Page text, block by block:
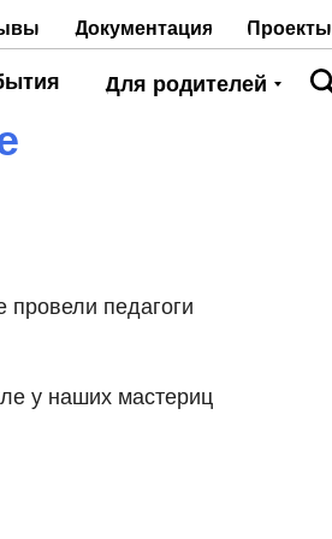
Документация Проекты
Для родителей
провели педагоги
у наших мастериц